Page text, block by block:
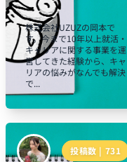
株式会社UZUZの岡本で
す。今まで10年以上就活・
キャリアに関する事業を運
営してきた経験から、キャ
リアの悩みがなんでも解決
で...
投稿数 | 731